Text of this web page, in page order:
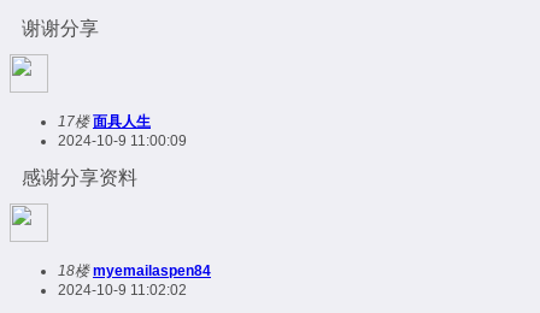
谢谢分享
17楼 面具人生
2024-10-9 11:00:09
感谢分享资料
18楼 myemailaspen84
2024-10-9 11:02:02